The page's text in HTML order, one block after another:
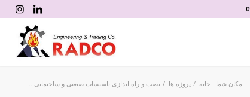
مکان شما: خانه / پروژه ها / نصب و راه اندازی تاسیسات صنعتی و ساختمانی...